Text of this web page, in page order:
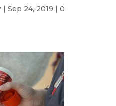
| Sep 24, 2019 | 0